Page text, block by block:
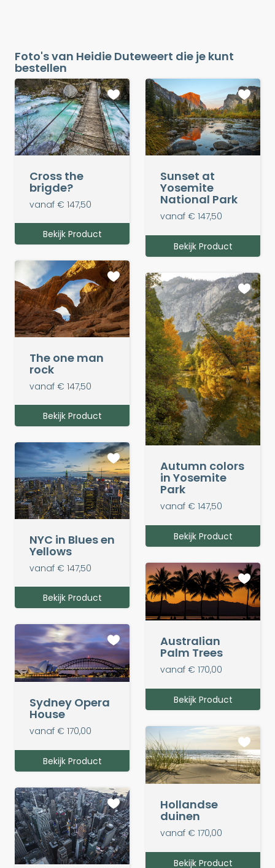
Foto's van Heidie Duteweert die je kunt
bestellen
Cross the
brigde?
vanaf € 147,50
Bekijk Product
Sunset at
Yosemite
National Park
vanaf € 147,50
Bekijk Product
The one man
rock
vanaf € 147,50
Bekijk Product
Autumn colors
in Yosemite
Park
vanaf € 147,50
Bekijk Product
NYC in Blues en
Yellows
vanaf € 147,50
Bekijk Product
Australian
Palm Trees
vanaf € 170,00
Bekijk Product
Sydney Opera
House
vanaf € 170,00
Bekijk Product
Hollandse
duinen
vanaf € 170,00
Bekijk Product